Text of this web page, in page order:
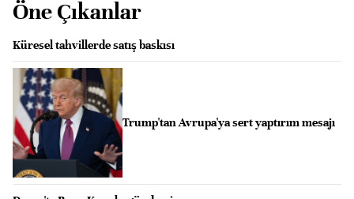
Öne Çıkanlar
Küresel tahvillerde satış baskısı
Trump'tan Avrupa'ya sert yaptırım mesajı